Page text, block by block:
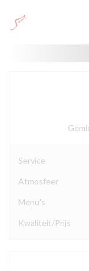
Service
Atmosfeer
Menu's
Kwaliteit/Prijs